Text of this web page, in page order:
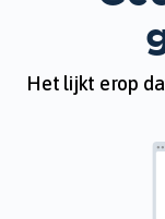
Het lijkt erop